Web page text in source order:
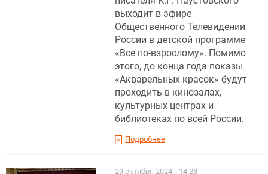
выходит в эфире
Общественного Телевидении
России в детской программе
«Все по-взрослому». Помимо
этого, до конца года показы
«Акварельных красок» будут
проходить в кинозалах,
культурных центрах и
библиотеках по всей России.
Подробнее
29 октября 2024 14:28